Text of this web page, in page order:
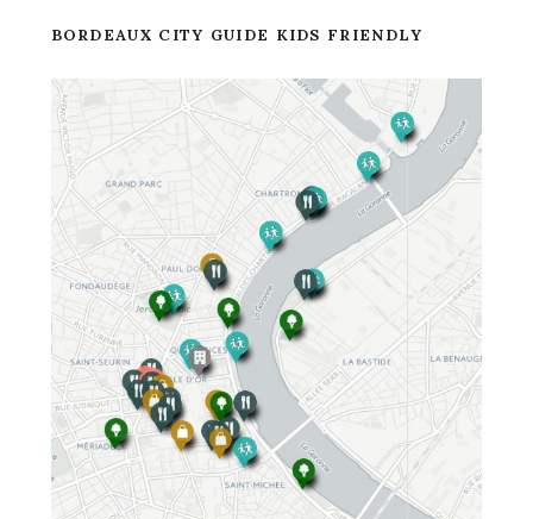
BORDEAUX CITY GUIDE KIDS FRIENDLY